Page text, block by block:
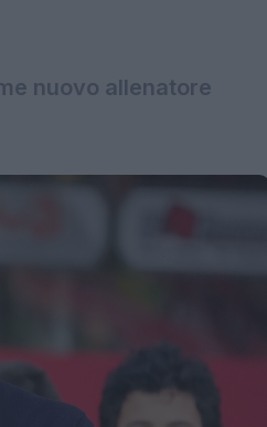
nuovo allenatore